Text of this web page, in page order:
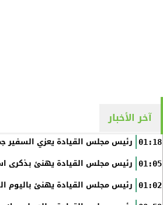
آخر الأخبار
01:18 رئيس مجلس القيادة يعزي السفير
01:05 رئيس مجلس القيادة يهنئ بذكرى
01:02 رئيس مجلس القيادة يهنئ باليوم